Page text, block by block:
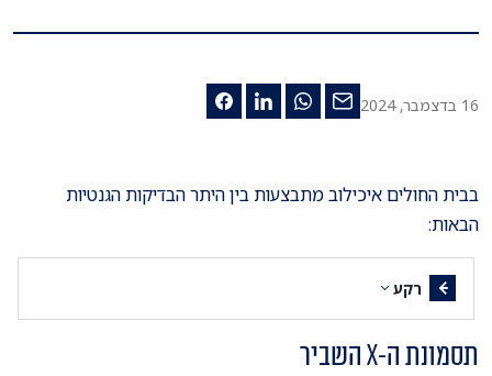
16 בדצמבר, 2024
בבית החולים איכילוב מתבצעות בין היתר הבדיקות הגנטיות
הבאות:
רקע
תסמונת ה-X השביר